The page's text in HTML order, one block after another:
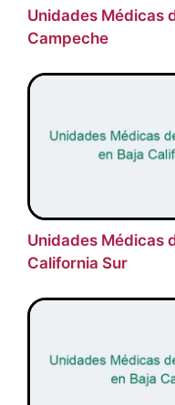
Unidades Médicas
Campeche
Unidades Médicas
California Sur